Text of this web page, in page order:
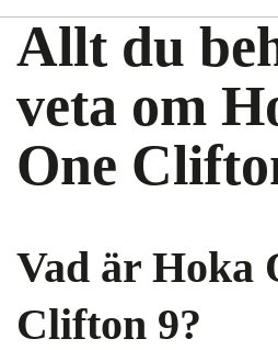
Allt du
veta om
One
Vad är Hoka
Clifton 9?